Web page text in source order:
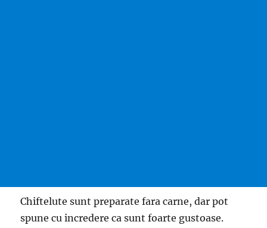
Chiftelute sunt preparate fara carne, dar pot
spune cu incredere ca sunt foarte gustoase.